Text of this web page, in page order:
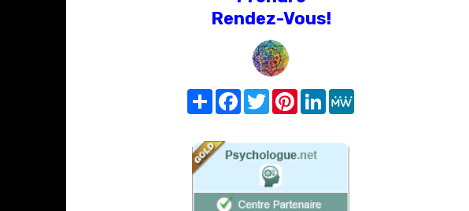
Rendez-Vous!
Share FacebookTwitterPinterest
LinkedIn